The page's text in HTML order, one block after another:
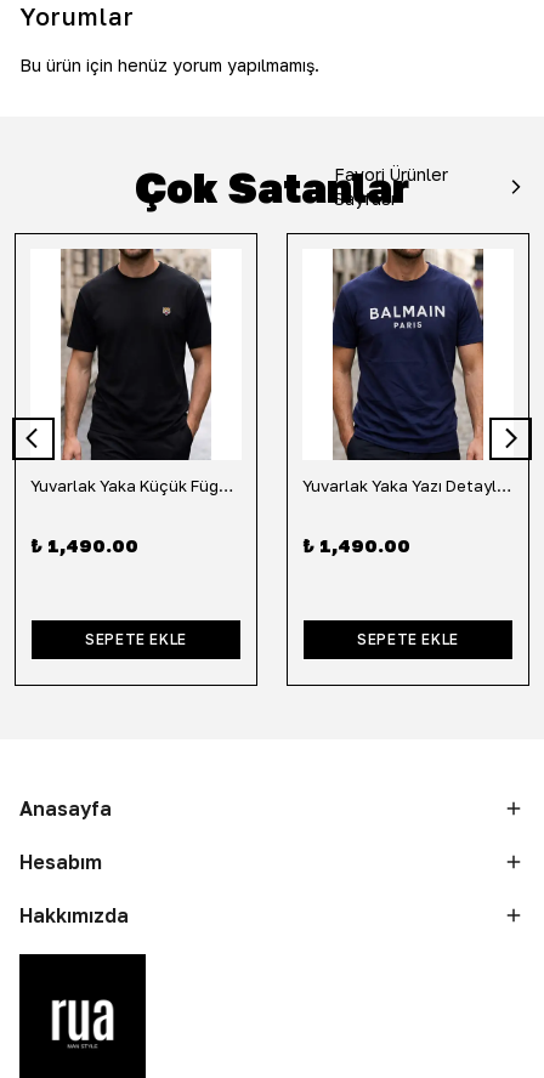
Yorumlar
Bu ürün için henüz yorum yapılmamış.
Çok Satanlar
Favori Ürünler
Sayfası
Yuvarlak Yaka Küçük Fügür Detaylı Tişört-Siyah
₺ 1,490.00
SEPETE EKLE
Yuvarlak Yaka Yazı Detaylı Tişört-Lacivert
₺ 1,490.00
SEPETE EKLE
Anasayfa
Hesabım
Hakkımızda